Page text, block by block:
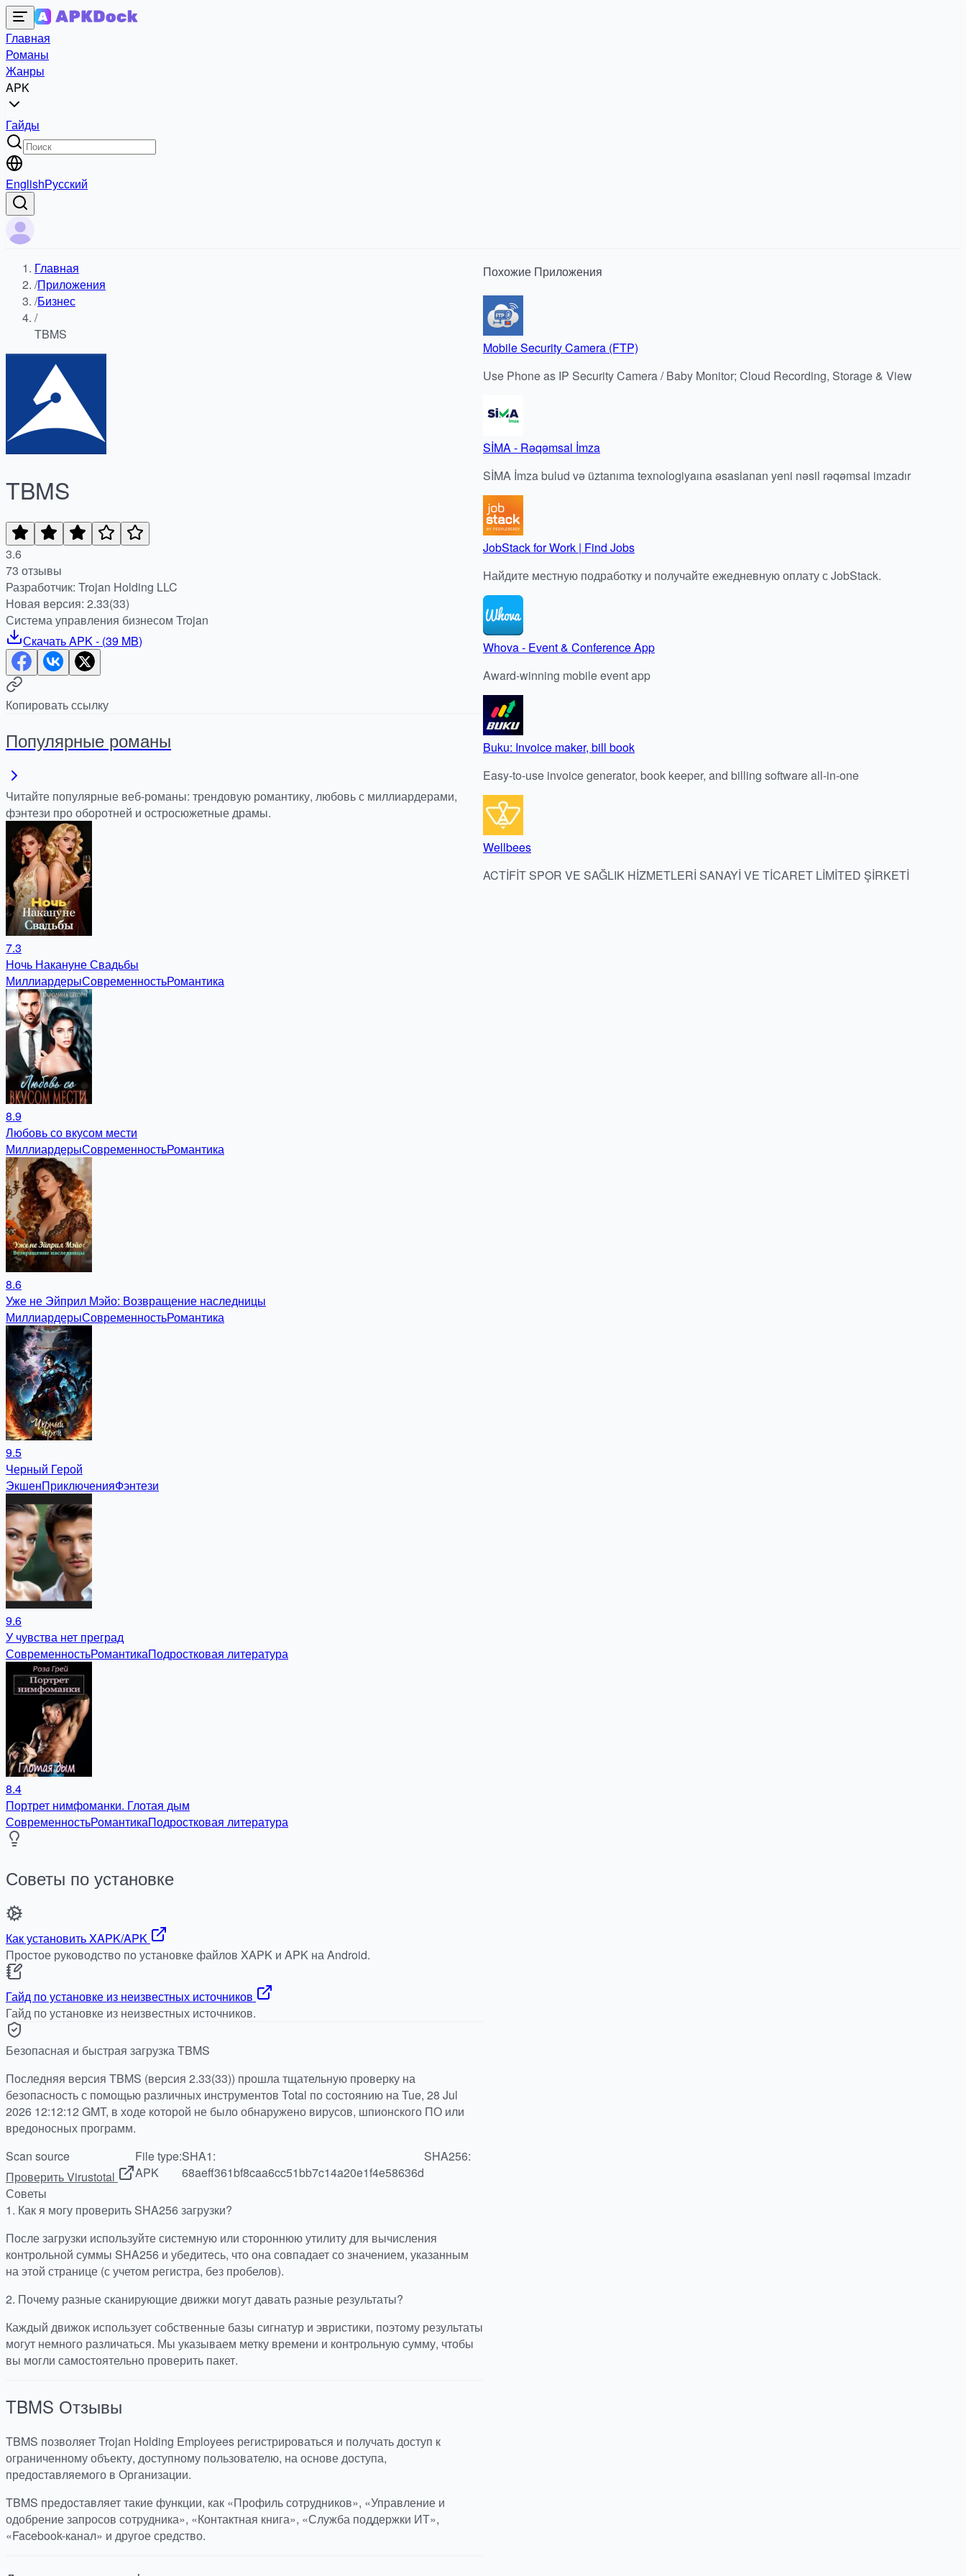
Главная
Романы
Жанры
APK
Гайды
EnglishРусский
Главная
/Приложения
/Бизнес
/
TBMS
TBMS
3.6
73 отзывы
Разработчик: Trojan Holding LLC
Новая версия: 2.33(33)
Система управления бизнесом Trojan
СкачатьAPK- (39 MB)
Копировать ссылку
Популярные романы
Читайте популярные веб-романы: трендовую романтику, любовь с миллиардерами,
фэнтези про оборотней и остросюжетные драмы.
7.3
Ночь Накануне Свадьбы
МиллиардерыСовременностьРомантика
8.9
Любовь со вкусом мести
МиллиардерыСовременностьРомантика
8.6
Уже не Эйприл Мэйо: Возвращение наследницы
МиллиардерыСовременностьРомантика
9.5
Черный Герой
ЭкшенПриключенияФэнтези
9.6
У чувства нет преград
СовременностьРомантикаПодростковая литература
8.4
Портрет нимфоманки. Глотая дым
СовременностьРомантикаПодростковая литература
Советы по установке
Как установить XAPK/APK
Простое руководство по установке файлов XAPK и APK на Android.
Гайд по установке из неизвестных источников
Гайд по установке из неизвестных источников.
Безопасная и быстрая загрузка TBMS
Последняя версия TBMS (версия 2.33(33)) прошла тщательную проверку на
безопасность с помощью различных инструментов Total по состоянию на Tue, 28 Jul
2026 12:12:12 GMT, в ходе которой не было обнаружено вирусов, шпионского ПО или
вредоносных программ.
Scan source
Проверить Virustotal
File type:
APK
SHA1:
68aeff361bf8caa6cc51bb7c14a20e1f4e58636d
SHA256:
Советы
1. Как я могу проверить SHA256 загрузки?
После загрузки используйте системную или стороннюю утилиту для вычисления
контрольной суммы SHA256 и убедитесь, что она совпадает со значением, указанным
на этой странице (с учетом регистра, без пробелов).
2. Почему разные сканирующие движки могут давать разные результаты?
Каждый движок использует собственные базы сигнатур и эвристики, поэтому результаты
могут немного различаться. Мы указываем метку времени и контрольную сумму, чтобы
вы могли самостоятельно проверить пакет.
TBMS Отзывы
TBMS позволяет Trojan Holding Employees регистрироваться и получать доступ к
ограниченному объекту, доступному пользователю, на основе доступа,
предоставляемого в Организации.
TBMS предоставляет такие функции, как «Профиль сотрудников», «Управление и
одобрение запросов сотрудника», «Контактная книга», «Служба поддержки ИТ»,
«Facebook-канал» и другое средство.
Похожие Приложения
Mobile Security Camera (FTP)
Use Phone as IP Security Camera / Baby Monitor; Cloud Recording, Storage & View
SİMA - Rəqəmsal İmza
SİMA İmza bulud və üztanıma texnologiyaına əsaslanan yeni nəsil rəqəmsal imzadır
JobStack for Work | Find Jobs
Найдите местную подработку и получайте ежедневную оплату с JobStack.
Whova - Event & Conference App
Award-winning mobile event app
Buku: Invoice maker, bill book
Easy-to-use invoice generator, book keeper, and billing software all-in-one
Wellbees
ACTİFİT SPOR VE SAĞLIK HİZMETLERİ SANAYİ VE TİCARET LİMİTED ŞİRKETİ